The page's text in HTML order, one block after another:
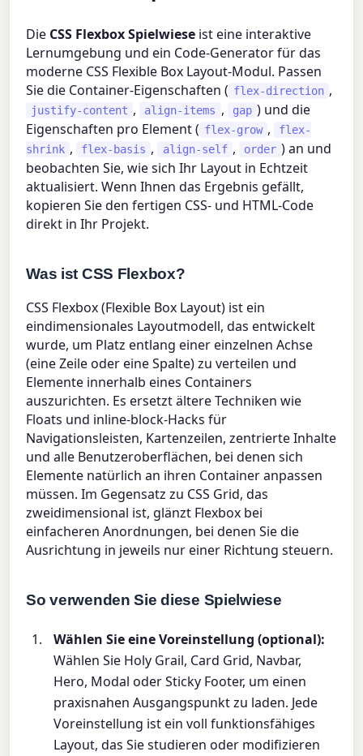
Die CSS Flexbox Spielwiese ist eine interaktive
Lernumgebung und ein Code-Generator für das
moderne CSS Flexible Box Layout-Modul. Passen
Sie die Container-Eigenschaften ( flex-direction ,
justify-content , align-items , gap ) und die
Eigenschaften pro Element ( flex-grow ,
flex-
shrink , flex-basis , align-self , order ) an und
beobachten Sie, wie sich Ihr Layout in Echtzeit
aktualisiert. Wenn Ihnen das Ergebnis gefällt,
kopieren Sie den fertigen CSS- und HTML-Code
direkt in Ihr Projekt.
Was ist CSS Flexbox?
CSS Flexbox (Flexible Box Layout) ist ein
eindimensionales Layoutmodell, das entwickelt
wurde, um Platz entlang einer einzelnen Achse
(eine Zeile oder eine Spalte) zu verteilen und
Elemente innerhalb eines Containers
auszurichten. Es ersetzt ältere Techniken wie
Floats und inline-block-Hacks für
Navigationsleisten, Kartenzeilen, zentrierte Inhalte
und alle Benutzeroberflächen, bei denen sich
Elemente natürlich an ihren Container anpassen
müssen. Im Gegensatz zu CSS Grid, das
zweidimensional ist, glänzt Flexbox bei
einfacheren Anordnungen, bei denen Sie die
Ausrichtung in jeweils nur einer Richtung steuern.
So verwenden Sie diese Spielwiese
Wählen Sie eine Voreinstellung (optional):
Wählen Sie Holy Grail, Card Grid, Navbar,
Hero, Modal oder Sticky Footer, um einen
praxisnahen Ausgangspunkt zu laden. Jede
Voreinstellung ist ein voll funktionsfähiges
Layout, das Sie studieren oder modifizieren